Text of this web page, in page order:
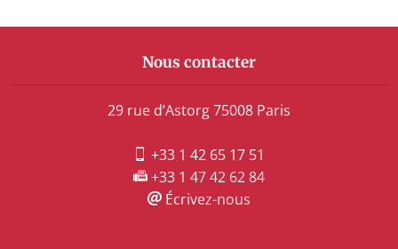
Nous contacter
29 rue d’Astorg 75008 Paris
+33 1 42 65 17 51
+33 1 47 42 62 84
Écrivez-nous